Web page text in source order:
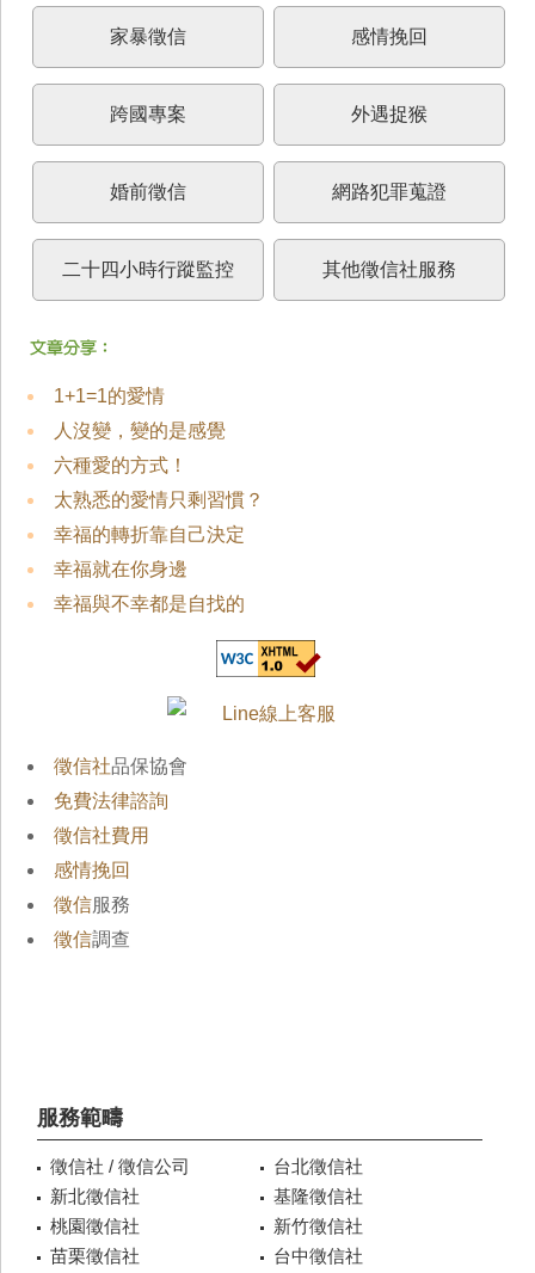
家暴徵信 感情挽回
跨國專案 外遇捉猴
婚前徵信 網路犯罪蒐證
二十四小時行蹤監控 其他徵信社服務
1+1=1的愛情
人沒變，變的是感覺
六種愛的方式！
太熟悉的愛情只剩習慣？
幸福的轉折靠自己決定
幸福就在你身邊
幸福與不幸都是自找的
徵信社品保協會
免費法律諮詢
徵信社費用
感情挽回
徵信服務
徵信調查
服務範疇
徵信社 / 徵信公司
台北徵信社
新北徵信社
基隆徵信社
桃園徵信社
新竹徵信社
苗栗徵信社
台中徵信社